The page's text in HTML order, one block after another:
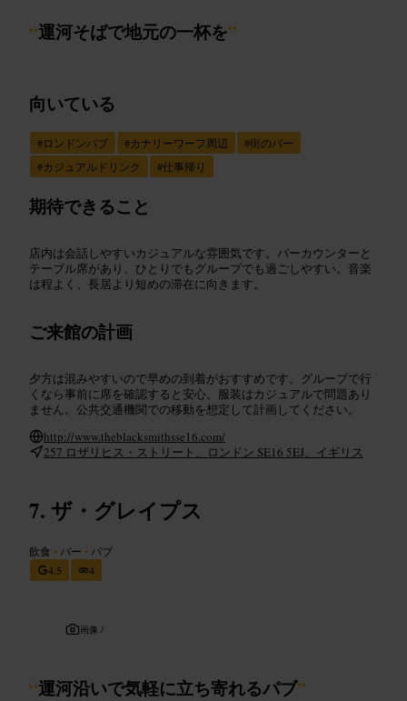
“運河そばで地元の一杯を”
向いている
#ロンドンパブ #カナリーワーフ周辺 #街のバー
#カジュアルドリンク #仕事帰り
期待できること
店内は会話しやすいカジュアルな雰囲気です。バーカウンターと
テーブル席があり、ひとりでもグループでも過ごしやすい。音楽
は程よく、長居より短めの滞在に向きます。
ご来館の計画
夕方は混みやすいので早めの到着がおすすめです。グループで行
くなら事前に席を確認すると安心。服装はカジュアルで問題あり
ません。公共交通機関での移動を想定して計画してください。
http://www.theblacksmithsse16.com/
257 ロザリヒス・ストリート、ロンドン SE16 5EJ、イギリス
ザ・グレイプス
飲食 • バー • パブ
4.5
4
画像 /
“運河沿いで気軽に立ち寄れるパブ”